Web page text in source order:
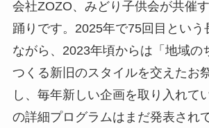
会社ZOZO、みどり子供会が共催
踊りです。2025年で75回目という
ながら、2023年頃からは「地域の
つくる新旧のスタイルを交えたお
し、毎年新しい企画を取り入れて
の詳細プログラムはまだ発表され